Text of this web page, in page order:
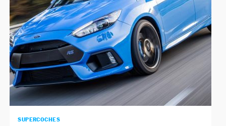
SUPERCOCHES